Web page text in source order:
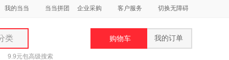
我的当当 当当拼团 企业采购 客户服务 切换无障碍
类
9.9元包高级搜索
购物车 我的订单